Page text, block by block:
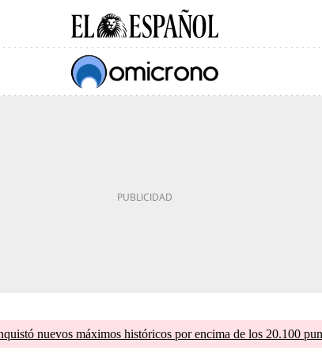
nuevos máximos históricos por encima de los 20.100